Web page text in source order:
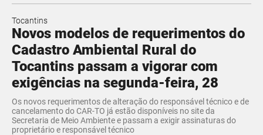
Tocantins
Novos modelos de requerimentos do
Cadastro Ambiental Rural do
Tocantins passam a vigorar com
exigências na segunda-feira, 28
Os novos requerimentos de alteração do responsável técnico e de
cancelamento do CAR-TO já estão disponíveis no site da
Secretaria de Meio Ambiente e passam a exigir assinaturas do
proprietário e responsável técnico